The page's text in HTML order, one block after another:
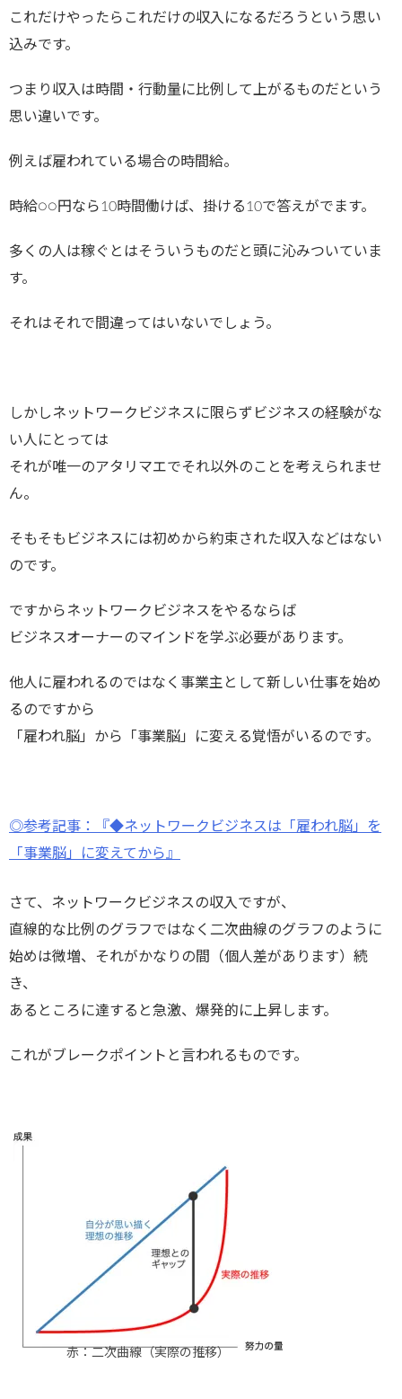
これだけやったらこれだけの収入になるだろうという思い
込みです。
つまり収入は時間・行動量に比例して上がるものだという
思い違いです。
例えば雇われている場合の時間給。
時給○○円なら10時間働けば、掛ける10で答えがでます。
多くの人は稼ぐとはそういうものだと頭に沁みついていま
す。
それはそれで間違ってはいないでしょう。
しかしネットワークビジネスに限らずビジネスの経験がな
い人にとっては
それが唯一のアタリマエでそれ以外のことを考えられませ
ん。
そもそもビジネスには初めから約束された収入などはない
のです。
ですからネットワークビジネスをやるならば
ビジネスオーナーのマインドを学ぶ必要があります。
他人に雇われるのではなく事業主として新しい仕事を始め
るのですから
「雇われ脳」から「事業脳」に変える覚悟がいるのです。
◎参考記事：『◆ネットワークビジネスは「雇われ脳」を
「事業脳」に変えてから』
さて、ネットワークビジネスの収入ですが、
直線的な比例のグラフではなく二次曲線のグラフのように
始めは微増、それがかなりの間（個人差があります）続
き、
あるところに達すると急激、爆発的に上昇します。
これがブレークポイントと言われるものです。
赤：二次曲線（実際の推移）